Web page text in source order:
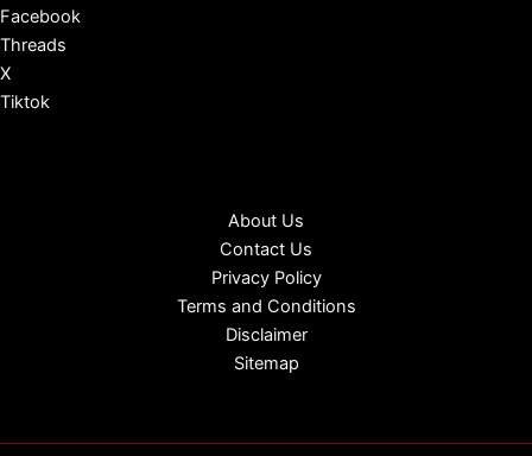
Facebook
Threads
X
Tiktok
About Us
Contact Us
Privacy Policy
Terms and Conditions
Disclaimer
Sitemap